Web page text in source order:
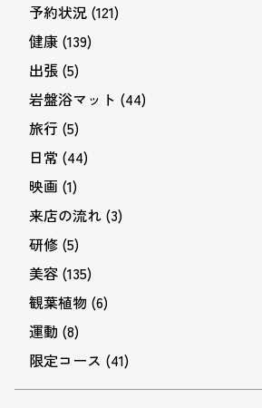
予約状況 (121)
健康 (139)
出張 (5)
岩盤浴マット (44)
旅行 (5)
日常 (44)
映画 (1)
来店の流れ (3)
研修 (5)
美容 (135)
観葉植物 (6)
運動 (8)
限定コース (41)